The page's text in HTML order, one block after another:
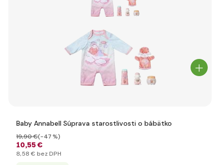
Baby Annabell Súprava starostlivosti o bábätko
10,55 €
19,90 €(-47 %)
8,58 € bez DPH